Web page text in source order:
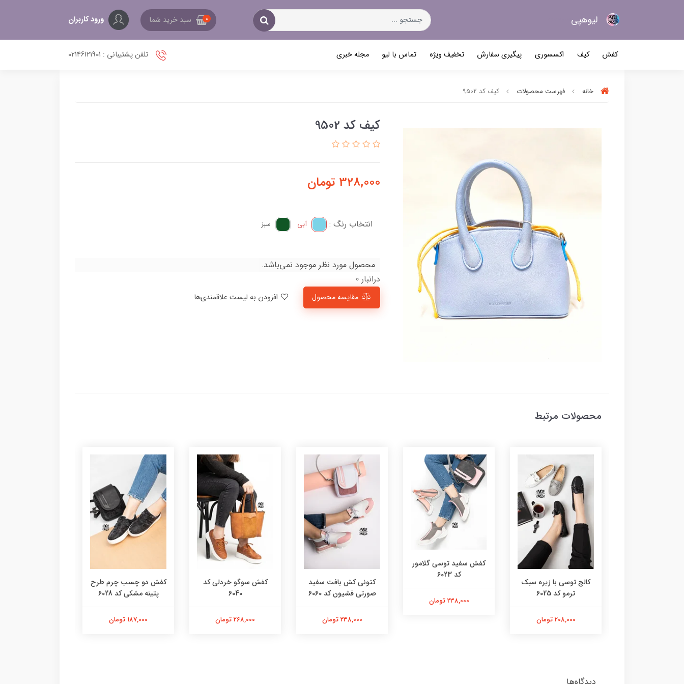
لیو‌هپی 0 سبد خرید شما ورود کاربران
کفش کیف اکسسوری پیگیری سفارش تخفیف ویژه تماس با لیو مجله خبری تلفن پشتیبانی : 02146121901
خانه فهرست محصولات کیف کد 9502
کیف کد 9502
328,000 تومان
انتخاب رنگ : آبی سبز
محصول مورد نظر موجود نمی‌باشد.
درانبار 0
مقایسه محصول
محصولات مرتبط
کالج توسی با زیره سبک
ترمو کد 6025
208,000 تومان
کفش سفید توسی گلامور
کد 6023
238,000 تومان
کتونی کش بافت سفید
صورتی فشیون کد 6060
238,000 تومان
کفش سوگو خردلی کد
6040
268,000 تومان
کفش دو چسب چرم طرح
پتینه مشکی کد 6028
187,000 تومان